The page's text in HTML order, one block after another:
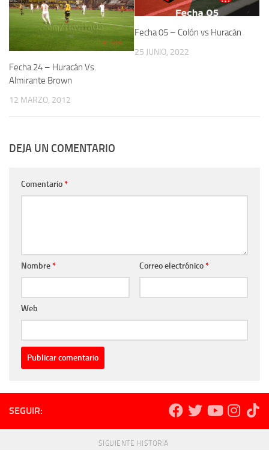
Fecha 24 – Huracán Vs.
Almirante Brown
12 MARZO, 2012
Fecha 05 – Colón vs Huracán
25 JUNIO, 2022
DEJA UN COMENTARIO
Comentario*
Nombre* Correo electrónico*
Web
SEGUIR:
SIGUIENTE HISTORIA